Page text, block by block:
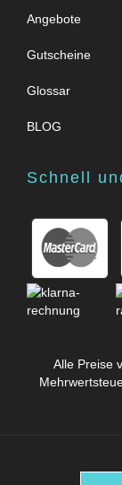
Angebote
Gutscheine
Glossar
BLOG
Schnell
Alle Preise